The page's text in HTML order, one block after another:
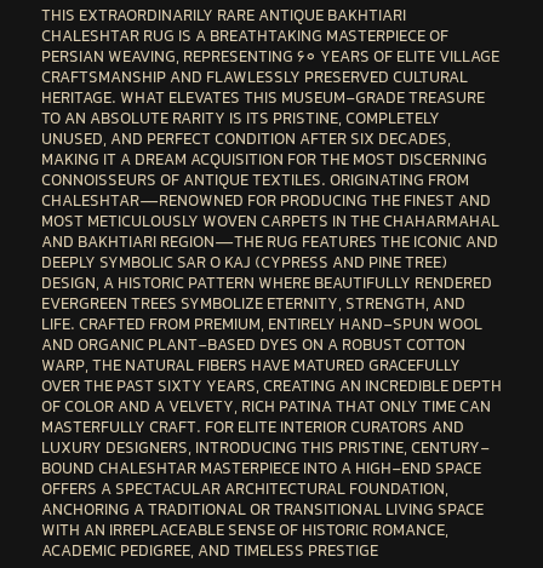
THIS EXTRAORDINARILY RARE ANTIQUE BAKHTIARI
CHALESHTAR RUG IS A BREATHTAKING MASTERPIECE OF
PERSIAN WEAVING, REPRESENTING 60 YEARS OF ELITE VILLAGE
CRAFTSMANSHIP AND FLAWLESSLY PRESERVED CULTURAL
HERITAGE. WHAT ELEVATES THIS MUSEUM-GRADE TREASURE
TO AN ABSOLUTE RARITY IS ITS PRISTINE, COMPLETELY
UNUSED, AND PERFECT CONDITION AFTER SIX DECADES,
MAKING IT A DREAM ACQUISITION FOR THE MOST DISCERNING
CONNOISSEURS OF ANTIQUE TEXTILES. ORIGINATING FROM
CHALESHTAR—RENOWNED FOR PRODUCING THE FINEST AND
MOST METICULOUSLY WOVEN CARPETS IN THE CHAHARMAHAL
AND BAKHTIARI REGION—THE RUG FEATURES THE ICONIC AND
DEEPLY SYMBOLIC SAR O KAJ (CYPRESS AND PINE TREE)
DESIGN, A HISTORIC PATTERN WHERE BEAUTIFULLY RENDERED
EVERGREEN TREES SYMBOLIZE ETERNITY, STRENGTH, AND
LIFE. CRAFTED FROM PREMIUM, ENTIRELY HAND-SPUN WOOL
AND ORGANIC PLANT-BASED DYES ON A ROBUST COTTON
WARP, THE NATURAL FIBERS HAVE MATURED GRACEFULLY
OVER THE PAST SIXTY YEARS, CREATING AN INCREDIBLE DEPTH
OF COLOR AND A VELVETY, RICH PATINA THAT ONLY TIME CAN
MASTERFULLY CRAFT. FOR ELITE INTERIOR CURATORS AND
LUXURY DESIGNERS, INTRODUCING THIS PRISTINE, CENTURY-
BOUND CHALESHTAR MASTERPIECE INTO A HIGH-END SPACE
OFFERS A SPECTACULAR ARCHITECTURAL FOUNDATION,
ANCHORING A TRADITIONAL OR TRANSITIONAL LIVING SPACE
WITH AN IRREPLACEABLE SENSE OF HISTORIC ROMANCE,
ACADEMIC PEDIGREE, AND TIMELESS PRESTIGE